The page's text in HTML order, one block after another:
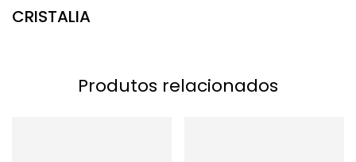
CRISTALIA
Produtos relacionados